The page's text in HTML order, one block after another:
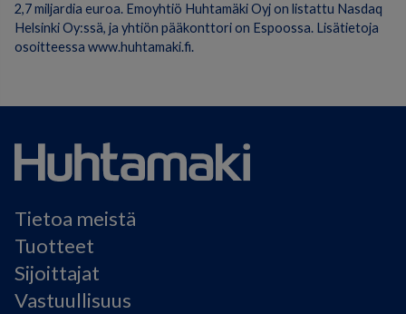
2,7 miljardia euroa. Emoyhtiö Huhtamäki Oyj on listattu Nasdaq
Helsinki Oy:ssä, ja yhtiön pääkonttori on Espoossa. Lisätietoja
osoitteessa www.huhtamaki.fi.
Tietoa meistä
Tuotteet
Sijoittajat
Vastuullisuus